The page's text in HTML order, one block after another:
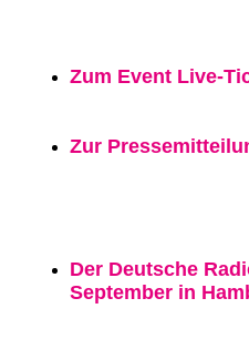
Zum Event Live-
Zur
Der Deutsche
September in